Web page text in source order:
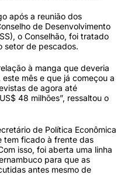
após a reunião dos
de Desenvolvimento
o Conselhão, foi tratado
setor de pescados.
à manga que deveria
mês e que já começou a
de agora até
48 milhões”, ressaltou o
de Política Econômica
tem ficado à frente das
isso, foi aberta uma linha
para que as
antes mesmo de